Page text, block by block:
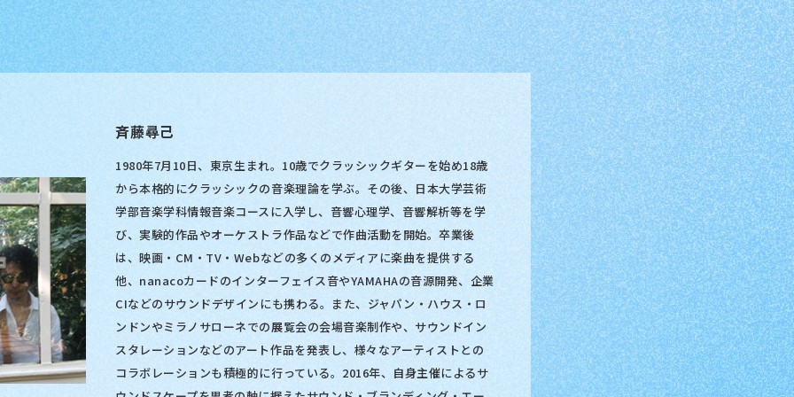
斉藤尋己
1980年7月10日、東京生まれ。10歳でクラッシックギターを始め18歳
から本格的にクラッシックの音楽理論を学ぶ。その後、日本大学芸術
学部音楽学科情報音楽コースに入学し、音響心理学、音響解析等を学
び、実験的作品やオーケストラ作品などで作曲活動を開始。卒業後
は、映画・CM・TV・Webなどの多くのメディアに楽曲を提供する
他、nanacoカードのインターフェイス音やYAMAHAの音源開発、企業
CIなどのサウンドデザインにも携わる。また、ジャパン・ハウス・ロ
ンドンやミラノサローネでの展覧会の会場音楽制作や、サウンドイン
スタレーションなどのアート作品を発表し、様々なアーティストとの
コラボレーションも積極的に行っている。2016年、自身主催によるサ